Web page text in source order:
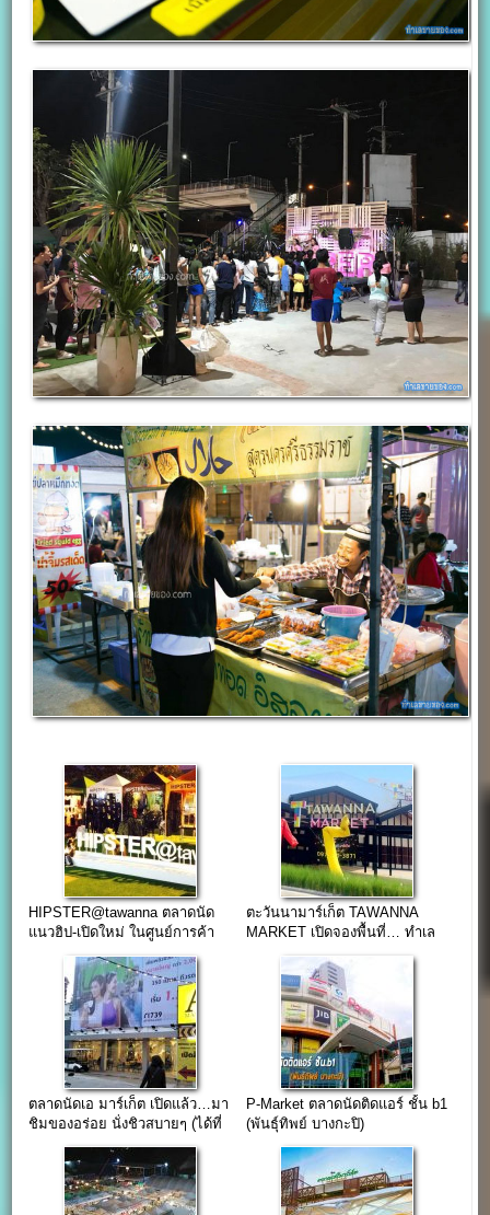
HIPSTER@tawanna ตลาดนัด
แนวฮิป-เปิดใหม่ ในศูนย์การค้า
ตะวันนามาร์เก็ต TAWANNA
MARKET เปิดจองพื้นที่… ทำเล
ตลาดนัดเอ มาร์เก็ต เปิดแล้ว…มา
ชิมของอร่อย นั่งชิวสบายๆ (ได้ที่
P-Market ตลาดนัดติดแอร์ ชั้น b1
(พันธุ์ทิพย์ บางกะปิ)